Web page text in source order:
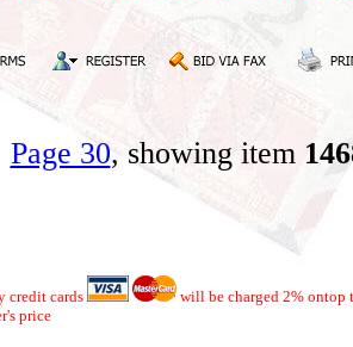
Page 30, showing item
credit cards
will be charged 2% ontop
price